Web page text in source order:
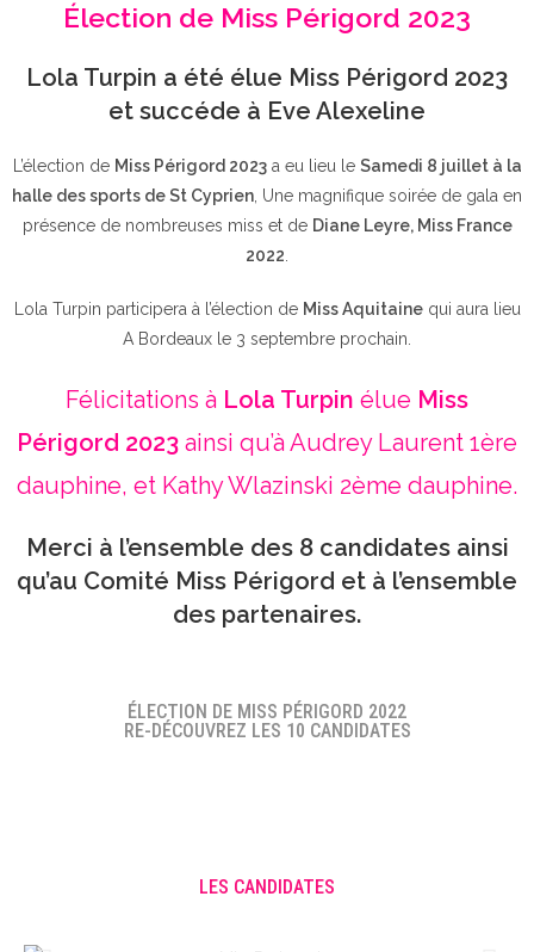
Élection de Miss Périgord 2023
Lola Turpin a été élue Miss Périgord 2023
et succéde à Eve Alexeline
L’élection de Miss Périgord 2023a eu lieu le Samedi 8 juillet à la
halle des sports de St Cyprien , Une magnifique soirée de gala en
présence de nombreuses miss et de Diane Leyre, Miss France
2022
Lola Turpin participera à l’élection de Miss Aquitainequi aura lieu
A Bordeaux le 3 septembre prochain.
Félicitations à Lola Turpin élue Miss
Périgord 2023 ainsi qu’à Audrey Laurent 1ère
dauphine, et Kathy Wlazinski 2ème dauphine.
Merci à l’ensemble des 8 candidates ainsi
qu’au Comité Miss Périgord et à l’ensemble
des partenaires.
ÉLECTION DE MISS PÉRIGORD 2022
RE-DÉCOUVREZ LES 10 CANDIDATES
LES CANDIDATES